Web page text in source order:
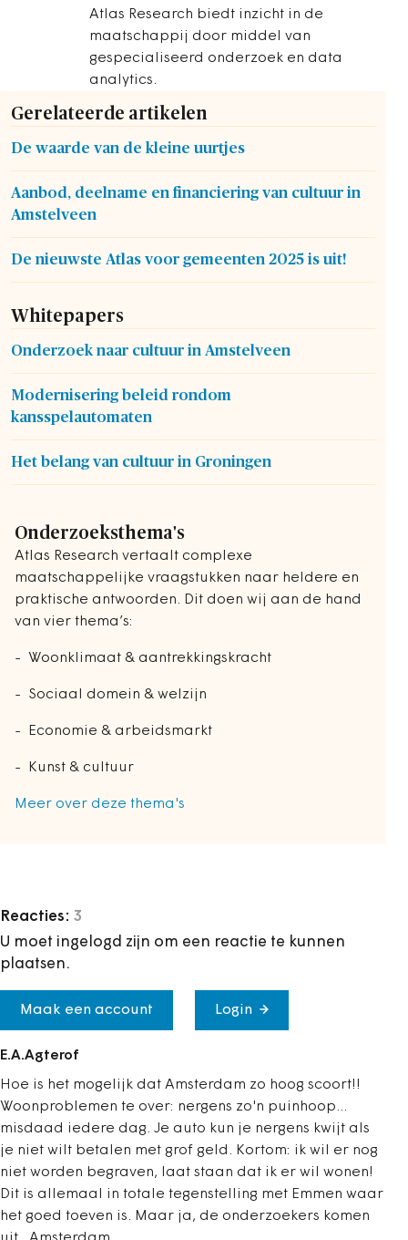
Atlas Research biedt inzicht in de
maatschappij door middel van
gespecialiseerd onderzoek en data
analytics.
Gerelateerde artikelen
De waarde van de kleine uurtjes
Aanbod, deelname en financiering van cultuur in
Amstelveen
De nieuwste Atlas voor gemeenten 2025 is uit!
Whitepapers
Onderzoek naar cultuur in Amstelveen
Modernisering beleid rondom
kansspelautomaten
Het belang van cultuur in Groningen
Onderzoeksthema's
Atlas Research vertaalt complexe
maatschappelijke vraagstukken naar heldere en
praktische antwoorden. Dit doen wij aan de hand
van vier thema’s:
- Woonklimaat & aantrekkingskracht
- Sociaal domein & welzijn
- Economie & arbeidsmarkt
- Kunst & cultuur
Meer over deze thema's
Reacties: 3
U moet ingelogd zijn om een reactie te kunnen
plaatsen.
Maak een account Login
E.A.Agterof
Hoe is het mogelijk dat Amsterdam zo hoog scoort!!
Woonproblemen te over: nergens zo'n puinhoop...
misdaad iedere dag. Je auto kun je nergens kwijt als
je niet wilt betalen met grof geld. Kortom: ik wil er nog
niet worden begraven, laat staan dat ik er wil wonen!
Dit is allemaal in totale tegenstelling met Emmen waar
het goed toeven is. Maar ja, de onderzoekers komen